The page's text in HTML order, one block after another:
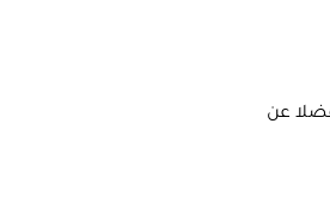
فضلا عن